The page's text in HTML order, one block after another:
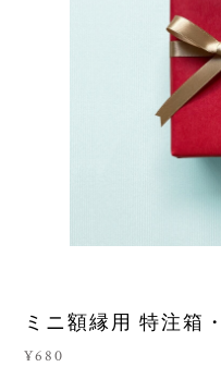
ミニ額縁用 特注箱
¥680